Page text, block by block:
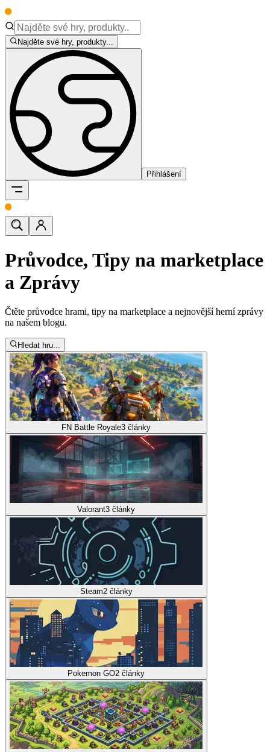
Najděte své hry, produkty...
Přihlášení
Průvodce, Tipy na marketplace
a Zprávy
Čtěte průvodce hrami, tipy na marketplace a nejnovější herní zprávy
na našem blogu.
Hledat hru...
FN Battle Royale3 články
Valorant3 články
Steam2 články
Pokemon GO2 články